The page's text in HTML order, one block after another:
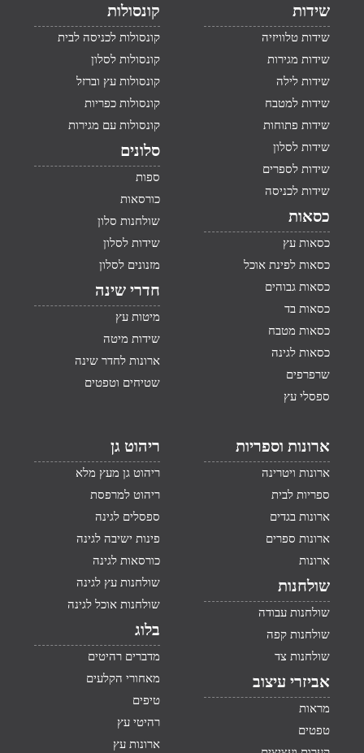
שידות
שידות טלוויזיה
שידות מגירות
שידות לילה
שידות למטבח
שידות פתוחות
שידות לסלון
שידות לספרים
שידות לכניסה
כסאות
כסאות עץ
כסאות לפינת אוכל
כסאות גבוהים
כסאות בד
כסאות מטבח
כסאות לגינה
שרפרפים
ספסלי עץ
קונסולות
קונסולות לכניסה לבית
קונסולות לסלון
קונסולות עץ וברזל
קונסולות כפריות
קונסולות עם מגירות
סלונים
ספות
כורסאות
שולחנות סלון
שידות לסלון
מזנונים לסלון
חדרי שינה
מיטות עץ
שידות מיטה
ארונות לחדר שינה
שטיחים וטפטים
ארונות וספריות
ארונות ויטרינה
ספריות לבית
ארונות בגדים
ארונות ספרים
ארונות
שולחנות
שולחנות עבודה
שולחנות קפה
שולחנות צד
אביזרי עיצוב
מראות
טפטים
ריהוט גן
ריהוט גן מעץ מלא
ריהוט למרפסת
ספסלים לגינה
פינות ישיבה לגינה
כורסאות לגינה
שולחנות עץ לגינה
שולחנות אוכל לגינה
בלוג
מדברים רהיטים
מאחורי הקלעים
טיפים
רהיטי עץ
ארונות עץ